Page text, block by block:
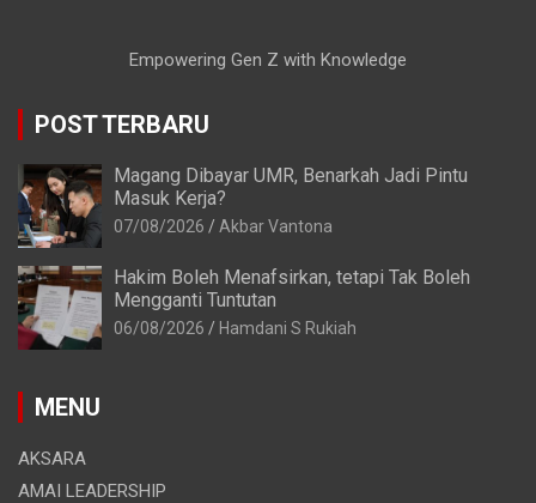
Empowering Gen Z with Knowledge
POST TERBARU
Magang Dibayar UMR, Benarkah Jadi Pintu
Masuk Kerja?
07/08/2026 Akbar Vantona
Hakim Boleh Menafsirkan, tetapi Tak Boleh
Mengganti Tuntutan
06/08/2026 Hamdani S Rukiah
MENU
AKSARA
AMAI LEADERSHIP